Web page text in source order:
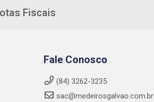
Fiscais
Fale Conosco
(84) 3262-3235
sac@medeirosgalvao.com.br